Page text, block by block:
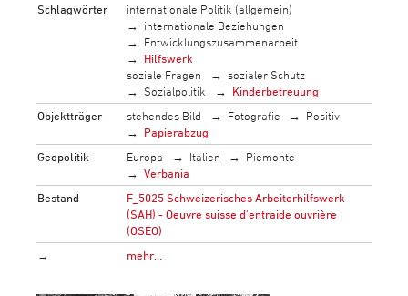
Schlagwörter
internationale Politik (allgemein)
internationale Beziehungen
Entwicklungszusammenarbeit
Hilfswerk
soziale Fragen
sozialer Schutz
Sozialpolitik
Kinderbetreuung
Objektträger
stehendes Bild Fotografie
Positiv
Papierabzug
Geopolitik
Europa Italien
Piemonte
Verbania
Bestand
F_5025 Schweizerisches Arbeiterhilfswerk
(SAH) - Oeuvre suisse d'entraide ouvrière
(OSEO)
→
mehr…